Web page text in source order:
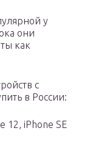
у
они
как
с
в России:
12, iPhone SE